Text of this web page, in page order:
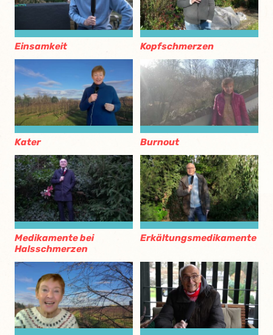
Einsamkeit Kopfschmerzen
Kater Burnout
Medikamente bei
Halsschmerzen
Erkältungsmedikamente